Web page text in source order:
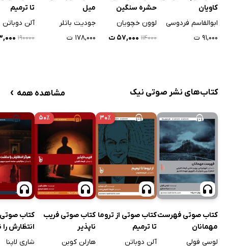
کاویان
ابوالقاسم فردوسی
۹۱,۰۰۰ ت
حشره سنگین
لوون خچویان
۱۱۴۰۰۰ ۵۷,۰۰۰ ت
میل
جودیت باتلر
۱۷۸,۰۰۰ ت
تا ترمیم
آلن دوباتن
۱۹۰۰۰۰
کتاب‌های نشر صوتی نیک مشاهده همه ›
کتاب صوتی فهرست
مهمانان
لوسی فولی
۳۰٪
کتاب صوتی از تروما
تا ترمیم
آلن دوباتن
۵۰٪
کتاب صوتی فریب
ناپذیر
هارلن کوبن
کتاب
انتظارش
شاری لاپنا